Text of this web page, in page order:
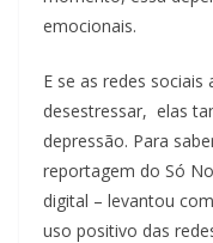
emocionais.
E se as redes
desestressar, elas
depressão. Para
reportagem do Só
digital – levantou
uso positivo das